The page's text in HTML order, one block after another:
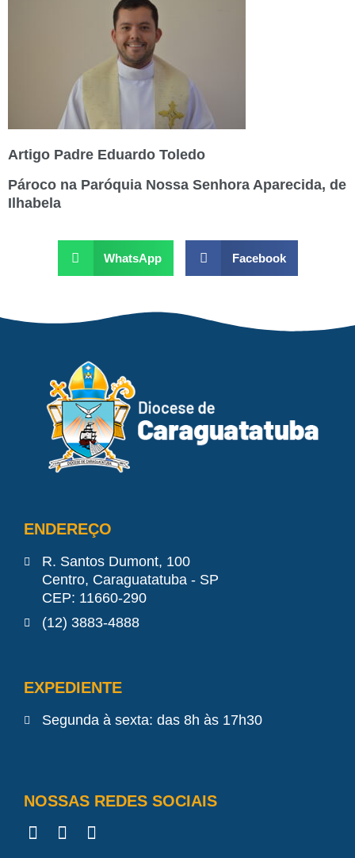
Artigo Padre Eduardo Toledo
Pároco na Paróquia Nossa Senhora Aparecida, de
Ilhabela
WhatsApp Facebook
ENDEREÇO
R. Santos Dumont, 100
Centro, Caraguatatuba - SP
CEP: 11660-290
(12) 3883-4888
EXPEDIENTE
Segunda à sexta: das 8h às 17h30
NOSSAS REDES SOCIAIS